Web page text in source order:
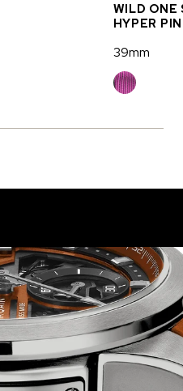
WILD ONE
HYPER
39mm